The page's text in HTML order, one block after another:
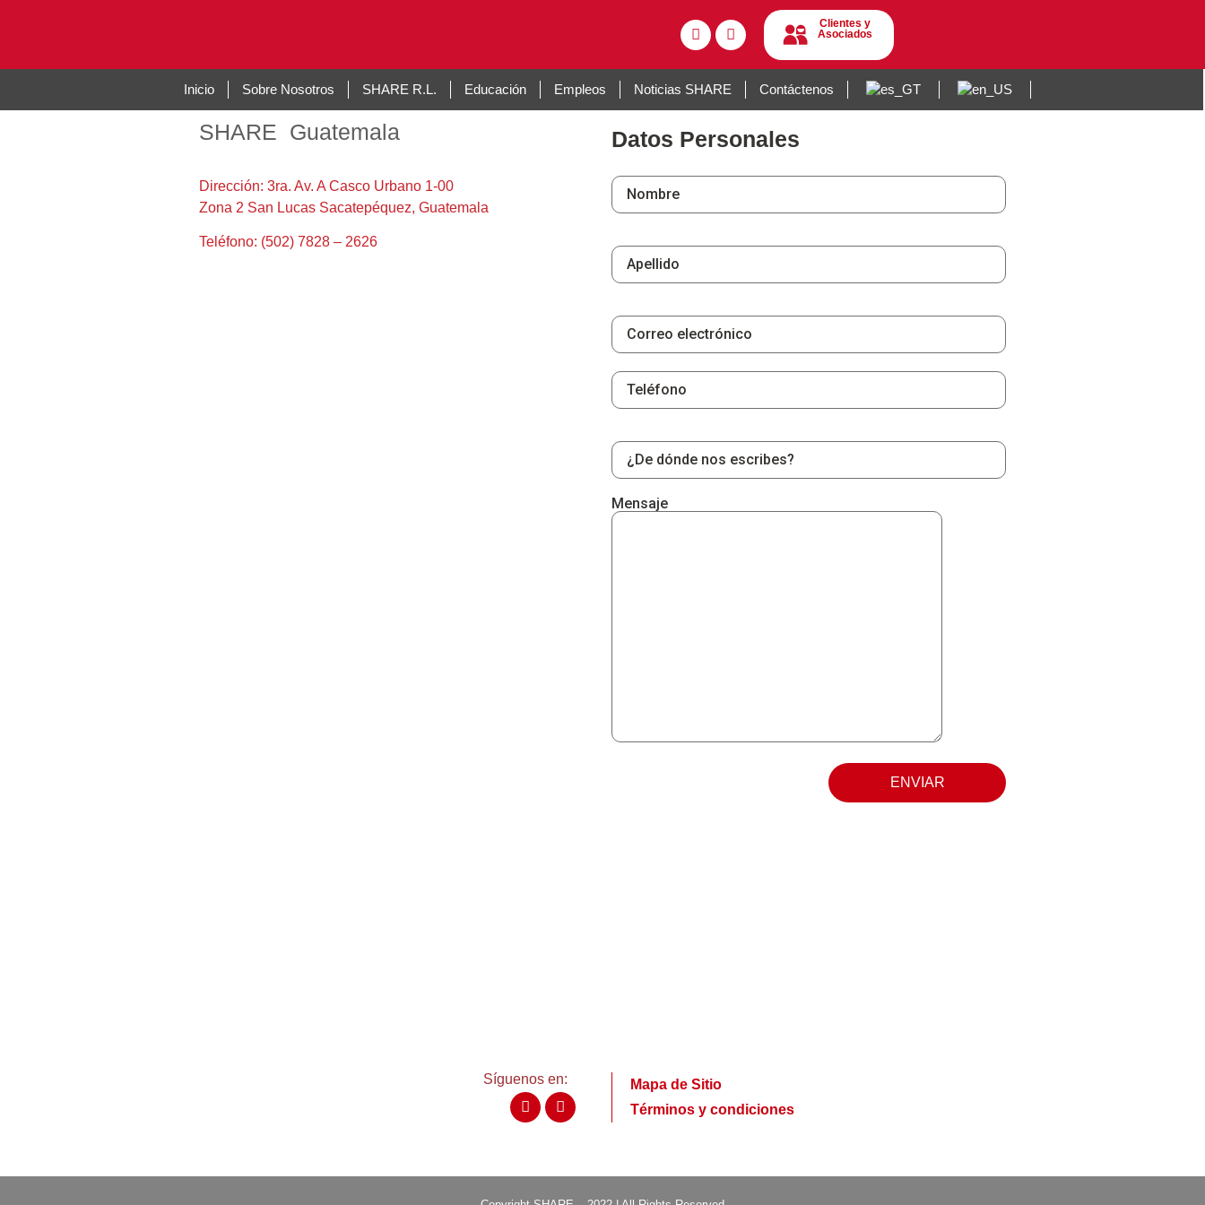
Clientes y
Asociados
Inicio Sobre Nosotros SHARE R.L. Educación Empleos Noticias SHARE Contáctenos
Contáctenos
SHARE Guatemala
Dirección: 3ra. Av. A Casco Urbano 1-00
Zona 2 San Lucas Sacatepéquez, Guatemala
Teléfono: (502) 7828 – 2626
Datos Personales
Mensaje
Síguenos en:
Mapa de Sitio
Términos y condiciones